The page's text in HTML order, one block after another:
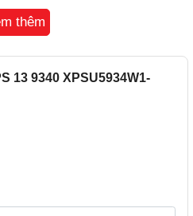
phản hồi chính xác. Lớp
tạo cảm giác thân thiện hơn
có thể truy cập ngay vào
cảm hứng và giải pháp
thêm
13 9340 XPSU5934W1-